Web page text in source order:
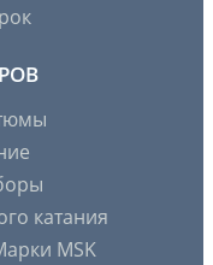
катания
MSK